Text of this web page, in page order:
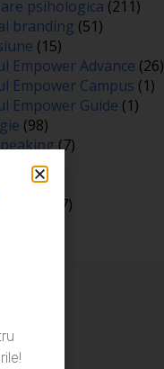
psihologica (211)
branding (51)
(15)
Empower Advance (26)
Empower Campus (1)
Empower Guide (1)
(98)
(7)
(81)
(127)